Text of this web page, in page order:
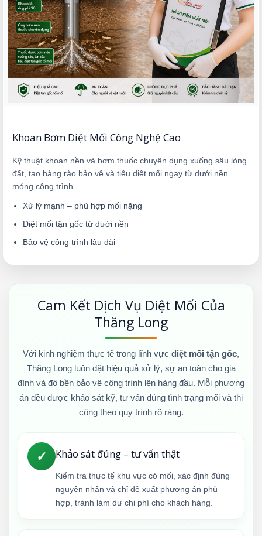
Khoan Bơm Diệt Mối Công Nghệ Cao
Kỹ thuật khoan nền và bơm thuốc chuyên dụng xuống sâu lòng
đất, tạo hàng rào bảo vệ và tiêu diệt mối ngay từ dưới nền
móng công trình.
Xử lý mạnh – phù hợp mối nặng
Diệt mối tận gốc từ dưới nền
Bảo vệ công trình lâu dài
Cam Kết Dịch Vụ Diệt Mối Của
Thăng Long
Với kinh nghiệm thực tế trong lĩnh vực diệt mối tận gốc,
Thăng Long luôn đặt hiệu quả xử lý, sự an toàn cho gia
đình và độ bền bảo vệ công trình lên hàng đầu. Mỗi phương
án đều được khảo sát kỹ, tư vấn đúng tình trạng mối và thi
công theo quy trình rõ ràng.
✓ Khảo sát đúng – tư vấn thật
Kiểm tra thực tế khu vực có mối, xác định đúng
nguyên nhân và chỉ đề xuất phương án phù
hợp, tránh làm dư chi phí cho khách hàng.